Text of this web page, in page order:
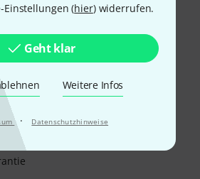
Einstellungen (hier) widerrufen.
Geht klar
Weitere Infos
· Datenschutzhinweise
Garantie
Garantie